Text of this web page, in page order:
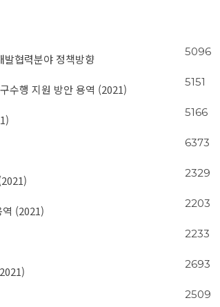
협력분야 정책방향
5096
수행 지원 방안 용역 (2021)
5151
5166
6373
2329
(2021)
2203
2233
2693
2509